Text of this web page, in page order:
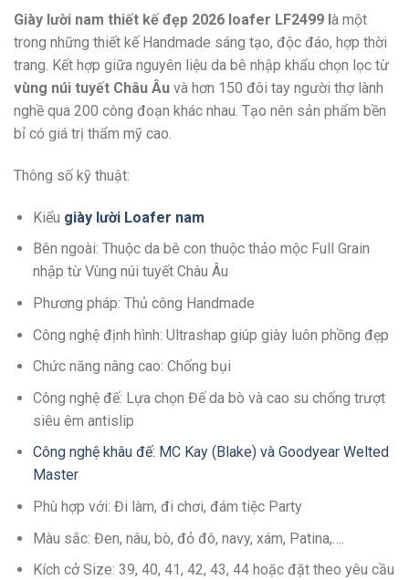
Giày lười nam thiết kế đẹp 2026 loafer LF2499 l à một
trong những thiết kế Handmade sáng tạo, độc đáo, hợp thời
trang. Kết hợp giữa nguyên liệu da bê nhập khẩu chọn lọc từ
vùng núi tuyết Châu Âu và hơn 150 đôi tay người thợ lành
nghề qua 200 công đoạn khác nhau. Tạo nên sản phẩm bền
bỉ có giá trị thẩm mỹ cao.
Thông số kỹ thuật:
Kiểu giày lười Loafer nam
Bên ngoài: Thuộc da bê con thuộc thảo mộc Full Grain
nhập từ Vùng núi tuyết Châu Âu
Phương pháp: Thủ công Handmade
Công nghệ định hình: Ultrashap giúp giày luôn phồng đẹp
Chức năng nâng cao: Chống bụi
Công nghệ đế: Lựa chọn Đế da bò và cao su chống trượt
siêu êm antislip
Công nghệ khâu đế: MC Kay (Blake) và Goodyear Welted
Master
Phù hợp với: Đi làm, đi chơi, đám tiệc Party
Màu sắc: Đen, nâu, bò, đỏ đô, navy, xám, Patina,….
Kích cở Size: 39, 40, 41, 42, 43, 44 hoặc đặt theo yêu cầu